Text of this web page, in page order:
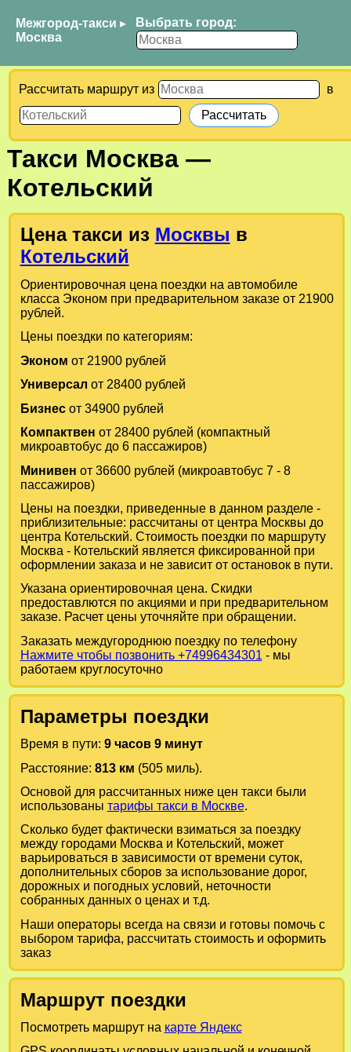
Межгород-такси ▸
Москва
Выбрать город:
Рассчитать маршрут из в
Такси Москва—
Котельский
Цена такси из Москвы в
Котельский
Ориентировочная цена поездки на автомобиле
класса Эконом при предварительном заказе от 21900
рублей.
Цены поездки по категориям:
Эконом от 21900 рублей
Универсал от 28400 рублей
Бизнесот 34900 рублей
Компактвен от 28400 рублей (компактный
микроавтобус до 6 пассажиров)
Минивен от 36600 рублей (микроавтобус 7 - 8
пассажиров)
Цены на поездки, приведенные в данном разделе -
приблизительные: рассчитаны от центра Москвы до
центра Котельский. Стоимость поездки по маршруту
Москва - Котельский является фиксированной при
оформлении заказа и не зависит от остановок в пути.
Указана ориентировочная цена. Скидки
предоставлются по акциями и при предварительном
заказе. Расчет цены уточняйте при обращении.
Заказать междугороднюю поездку по телефону
Нажмите чтобы позвонить +74996434301 - мы
работаем круглосуточно
Параметры поездки
Время в пути: 9 часов 9 минут
Расстояние: 813 км (505 миль).
Основой для рассчитанных ниже цен такси были
использованы тарифы такси в Москве.
Сколько будет фактически взиматься за поездку
между городами Москваи Котельский, может
варьироваться в зависимости от времени суток,
дополнительных сборов за использование дорог,
дорожных и погодных условий, неточности
собранных данных о ценах и т.д.
Наши операторы всегда на связи и готовы помочь с
выбором тарифа, рассчитать стоимость и оформить
заказ
Маршрут поездки
Посмотреть маршрут на карте Яндекс